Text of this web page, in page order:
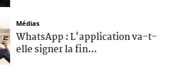
Médias
WhatsApp : L'application va-t-
elle signer la fin...